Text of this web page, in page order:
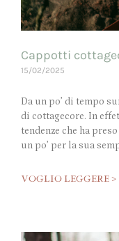
Cappotti
15/02/2025
Da un po’ di tempo
di cottagecore. In
tendenze che ha
un po’ per la sua
VOGLIO LEGGERE >